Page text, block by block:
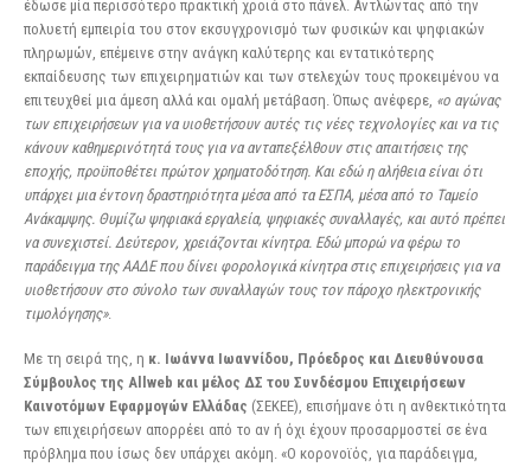
έδωσε μία περισσότερο πρακτική χροιά στο πάνελ. Αντλώντας από την
πολυετή εμπειρία του στον εκσυγχρονισμό των φυσικών και ψηφιακών
πληρωμών, επέμεινε στην ανάγκη καλύτερης και εντατικότερης
εκπαίδευσης των επιχειρηματιών και των στελεχών τους προκειμένου να
επιτευχθεί μια άμεση αλλά και ομαλή μετάβαση. Όπως ανέφερε, «ο αγώνας
των επιχειρήσεων για να υιοθετήσουν αυτές τις νέες τεχνολογίες και να τις
κάνουν καθημερινότητά τους για να ανταπεξέλθουν στις απαιτήσεις της
εποχής, προϋποθέτει πρώτον χρηματοδότηση. Και εδώ η αλήθεια είναι ότι
υπάρχει μια έντονη δραστηριότητα μέσα από τα ΕΣΠΑ, μέσα από το Ταμείο
Ανάκαμψης. Θυμίζω ψηφιακά εργαλεία, ψηφιακές συναλλαγές, και αυτό πρέπει
να συνεχιστεί. Δεύτερον, χρειάζονται κίνητρα. Εδώ μπορώ να φέρω το
παράδειγμα της ΑΑΔΕ που δίνει φορολογικά κίνητρα στις επιχειρήσεις για να
υιοθετήσουν στο σύνολο των συναλλαγών τους τον πάροχο ηλεκτρονικής
τιμολόγησης».
Με τη σειρά της, η κ. Ιωάννα Ιωαννίδου, Πρόεδρος και Διευθύνουσα
Σύμβουλος της Allweb και μέλος ΔΣ του Συνδέσμου Επιχειρήσεων
Καινοτόμων Εφαρμογών Ελλάδας (ΣΕΚΕΕ), επισήμανε ότι η ανθεκτικότητα
των επιχειρήσεων απορρέει από το αν ή όχι έχουν προσαρμοστεί σε ένα
πρόβλημα που ίσως δεν υπάρχει ακόμη. «Ο κορονοϊός, για παράδειγμα,